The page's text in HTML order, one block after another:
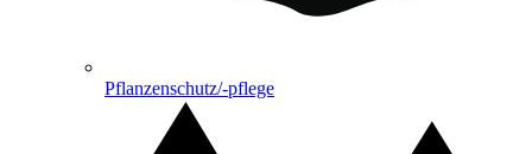
Pflanzenschutz/-pflege